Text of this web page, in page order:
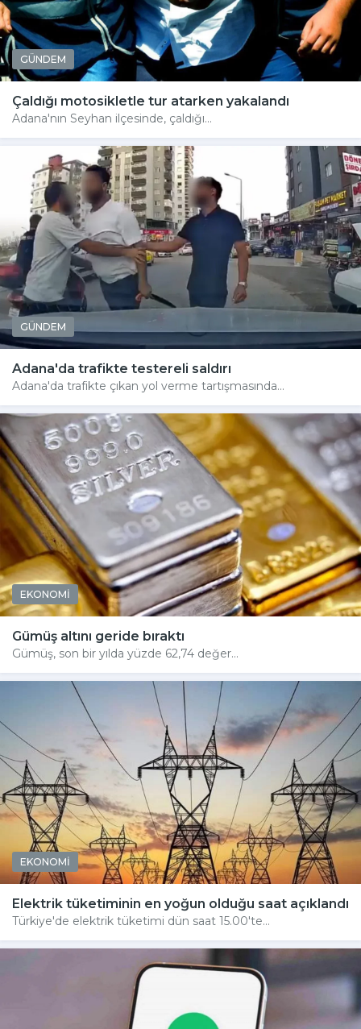
GÜNDEM
Çaldığı motosikletle tur atarken yakalandı
Adana'nın Seyhan ilçesinde, çaldığı...
GÜNDEM
Adana'da trafikte testereli saldırı
Adana'da trafikte çıkan yol verme tartışmasında...
EKONOMİ
Gümüş altını geride bıraktı
Gümüş, son bir yılda yüzde 62,74 değer...
EKONOMİ
Elektrik tüketiminin en yoğun olduğu saat açıklandı
Türkiye'de elektrik tüketimi dün saat 15.00'te...